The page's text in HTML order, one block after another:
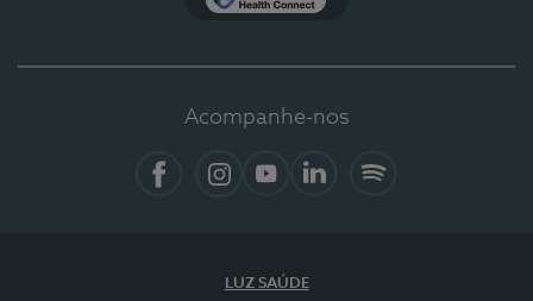
Acompanhe-nos
LUZ SAÚDE